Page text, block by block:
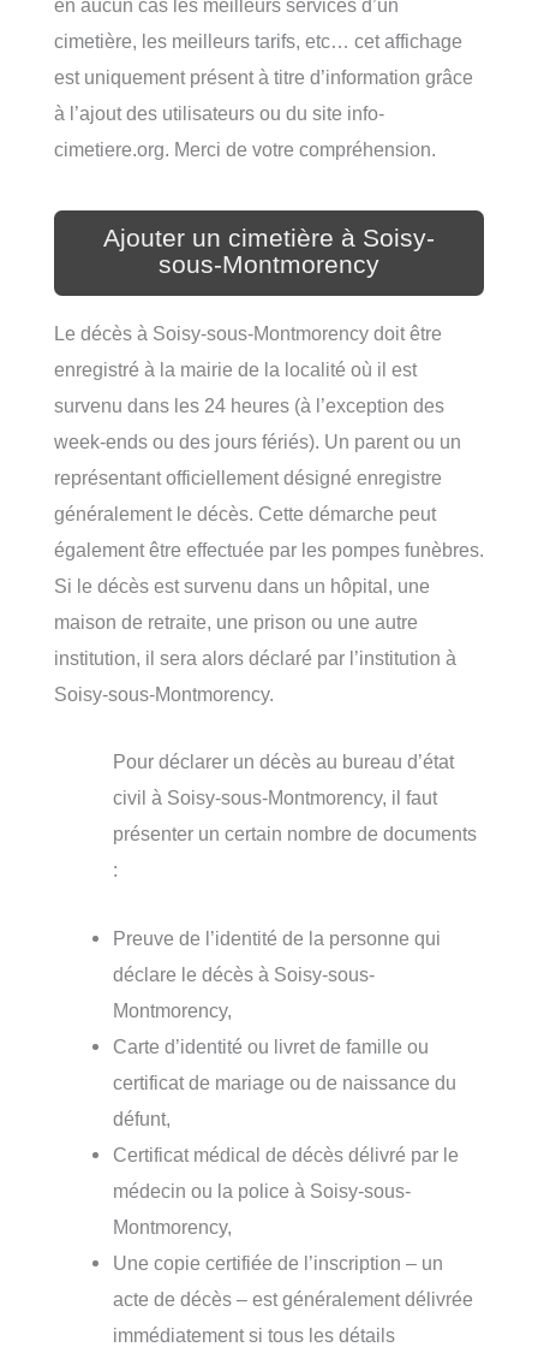
en aucun cas les meilleurs services d’un
cimetière, les meilleurs tarifs, etc… cet affichage
est uniquement présent à titre d’information grâce
à l’ajout des utilisateurs ou du site info-
cimetiere.org. Merci de votre compréhension.
Ajouter un cimetière à Soisy-
sous-Montmorency
Le décès à Soisy-sous-Montmorency doit être
enregistré à la mairie de la localité où il est
survenu dans les 24 heures (à l’exception des
week-ends ou des jours fériés). Un parent ou un
représentant officiellement désigné enregistre
généralement le décès. Cette démarche peut
également être effectuée par les pompes funèbres.
Si le décès est survenu dans un hôpital, une
maison de retraite, une prison ou une autre
institution, il sera alors déclaré par l’institution à
Soisy-sous-Montmorency.
Pour déclarer un décès au bureau d’état
civil à Soisy-sous-Montmorency, il faut
présenter un certain nombre de documents
:
Preuve de l’identité de la personne qui
déclare le décès à Soisy-sous-
Montmorency,
Carte d’identité ou livret de famille ou
certificat de mariage ou de naissance du
défunt,
Certificat médical de décès délivré par le
médecin ou la police à Soisy-sous-
Montmorency,
Une copie certifiée de l’inscription – un
acte de décès – est généralement délivrée
immédiatement si tous les détails